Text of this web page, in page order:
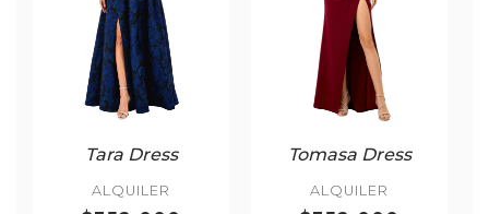
Tara Dress
ALQUILER
Tomasa Dress
ALQUILER